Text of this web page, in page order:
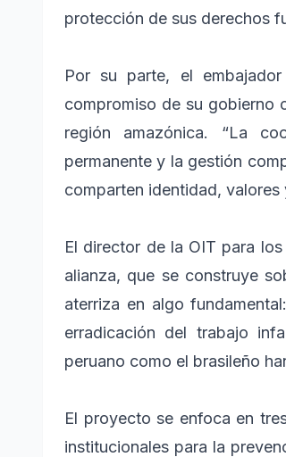
protección de sus derechos
Por su parte, el
compromiso de su gobierno
región amazónica. “La
permanente y la gestión
comparten identidad, valores
El director de la OIT para
alianza, que se construye
aterriza en algo
erradicación del trabajo
peruano como el brasileño
El proyecto se enfoca en
institucionales para la